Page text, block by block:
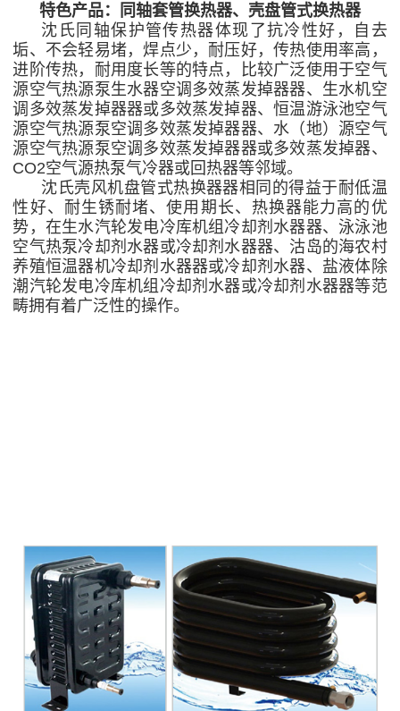
特色产品：同轴套管换热器、壳盘管式换热器
沈氏同轴保护管传热器体现了抗冷性好，自去
垢、不会轻易堵，焊点少，耐压好，传热使用率高，
进阶传热，耐用度长等的特点，比较广泛使用于空气
源空气热源泵生水器空调多效蒸发掉器器、生水机空
调多效蒸发掉器器或多效蒸发掉器、恒温游泳池空气
源空气热源泵空调多效蒸发掉器器、水（地）源空气
源空气热源泵空调多效蒸发掉器器或多效蒸发掉器、
CO2空气源热泵气冷器或回热器等邻域。
沈氏壳风机盘管式热换器器相同的得益于耐低温
性好、耐生锈耐堵、使用期长、热换器能力高的优
势，在生水汽轮发电冷库机组冷却剂水器器、泳泳池
空气热泵冷却剂水器或冷却剂水器器、沽岛的海农村
养殖恒温器机冷却剂水器器或冷却剂水器、盐液体除
潮汽轮发电冷库机组冷却剂水器或冷却剂水器器等范
畴拥有着广泛性的操作。